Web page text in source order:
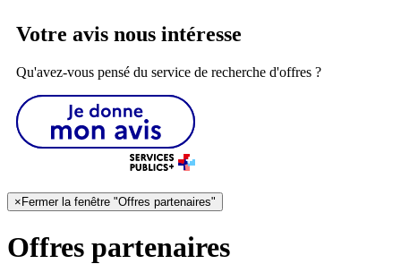
Votre avis nous intéresse
Qu'avez-vous pensé du service de recherche d'offres ?
× Fermer la fenêtre "Offres partenaires"
Offres partenaires